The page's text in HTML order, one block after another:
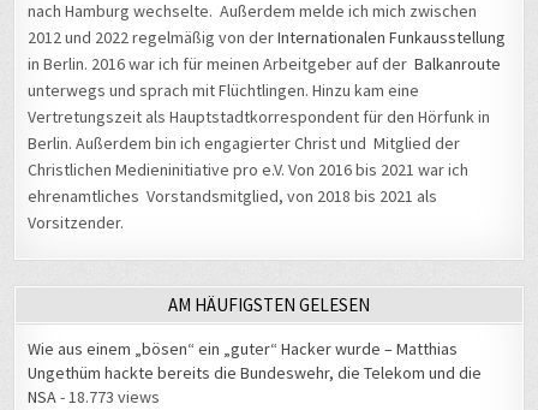
nach Hamburg wechselte. Außerdem melde ich mich zwischen
2012 und 2022 regelmäßig von derInternationalen Funkausstellung
in Berlin. 2016 war ich für meinen Arbeitgeber auf derBalkanroute
unterwegs und sprach mit Flüchtlingen. Hinzu kam eine
Vertretungszeit als Hauptstadtkorrespondent für den Hörfunk in
Berlin. Außerdem bin ich engagierter Christ und Mitglied der
Christlichen Medieninitiative pro e.V. Von 2016 bis 2021 war ich
ehrenamtliches Vorstandsmitglied, von 2018 bis 2021 als
Vorsitzender.
AM HÄUFIGSTEN GELESEN
Wie aus einem „bösen“ ein „guter“ Hacker wurde – Matthias
Ungethüm hackte bereits die Bundeswehr, die Telekom und die
NSA- 18.773 views